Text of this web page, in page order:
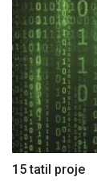
15 tatil proje